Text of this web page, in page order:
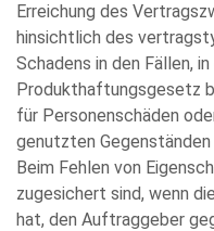
Erreichung des
hinsichtlich des
Schadens in den Fällen,
Produkthaftungsgesetz
für Personenschäden
genutzten
Beim Fehlen von
zugesichert sind, wenn
hat, den Auftraggeber